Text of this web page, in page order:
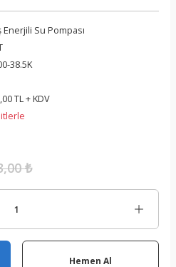
Enerjili Su Pompası
38.5K
TL + KDV
₺
Hemen Al